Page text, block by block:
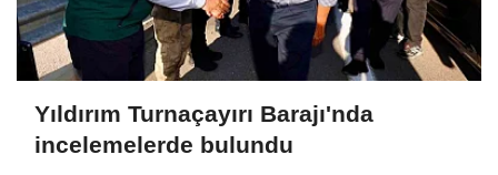
Yıldırım Turnaçayırı Barajı'nda
incelemelerde bulundu